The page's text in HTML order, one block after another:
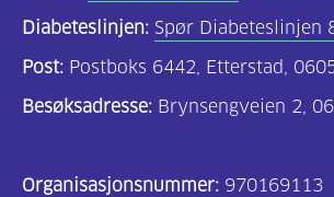
Diabeteslinjen: Spør Diabeteslinjen
Post: Postboks 6442, Etterstad,
Besøksadresse: Brynsengveien 2,
Organisasjonsnummer: 970169113